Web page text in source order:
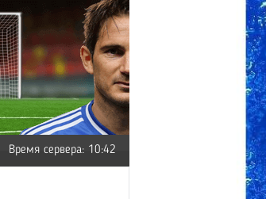
Время сервера: 10:42